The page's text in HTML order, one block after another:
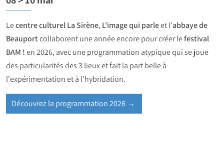
Lecentre culturel La Sirène, L'image qui parleet l'abbaye de
Beauportcollaborent une année encore pour créer lefestival
BAM !en 2026, avec une programmation atypique qui se joue
des particularités des 3 lieux et fait la part belle à
l'expérimentation et à l'hybridation.
Découvrez la programmation 2026 →